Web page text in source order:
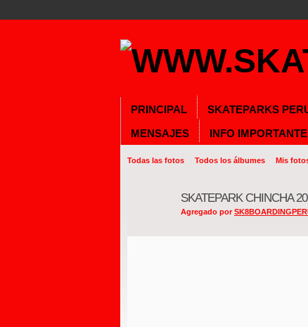
PRINCIPAL SKATEPARKS
MENSAJES
INFO IMPORTANTE
Todas las fotos Todos los álbumes Mis
SKATEPARK CHINCHA
Agregado por